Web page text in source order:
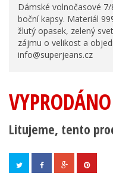
Dámské volnočasové
boční kapsy. Materiál
žlutý opasek, zelený
zájmu o velikost a
info@superjeans.cz
VYPRODÁNO
Litujeme, tento